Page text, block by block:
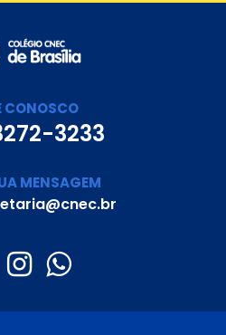
CONOSCO
3233
MENSAGEM